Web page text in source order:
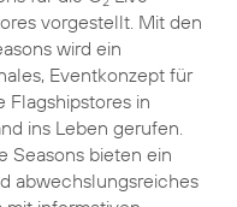
vorgestellt. Mit den
wird ein
Eventkonzept für
Flagshipstores in
ins Leben gerufen.
Seasons bieten ein
abwechslungsreiches